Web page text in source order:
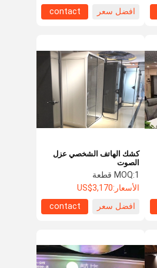
افضل سعر
contact
كشك الهاتف الشخصي عزل
الصوت
MOQ:1 قطعة
الأسعار:US$3,170
افضل سعر
contact